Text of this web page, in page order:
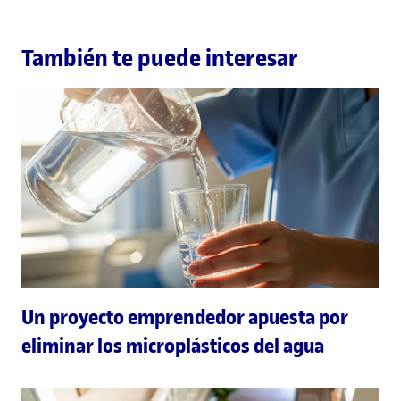
También te puede interesar
Un proyecto emprendedor apuesta por
eliminar los microplásticos del agua